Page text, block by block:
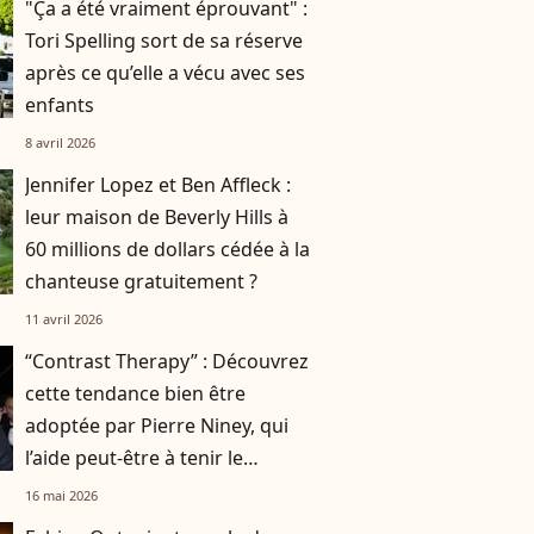
"Ça a été vraiment éprouvant" :
Tori Spelling sort de sa réserve
après ce qu’elle a vécu avec ses
enfants
8 avril 2026
Jennifer Lopez et Ben Affleck :
leur maison de Beverly Hills à
60 millions de dollars cédée à la
chanteuse gratuitement ?
11 avril 2026
“Contrast Therapy” : Découvrez
cette tendance bien être
adoptée par Pierre Niney, qui
l’aide peut-être à tenir le
rythme pendant le Festival de
16 mai 2026